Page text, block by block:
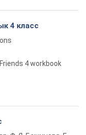
4 класс
4 workbook